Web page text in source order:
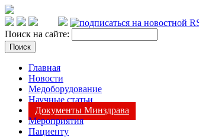
Поиск на сайте:
Главная
Новости
Медоборудование
Научные статьи
Документы Минздрава
Мероприятия
Пациенту